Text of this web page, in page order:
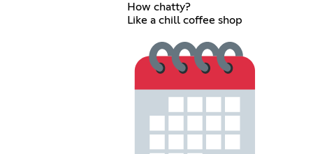
How chatty?
Like a chill coffee shop